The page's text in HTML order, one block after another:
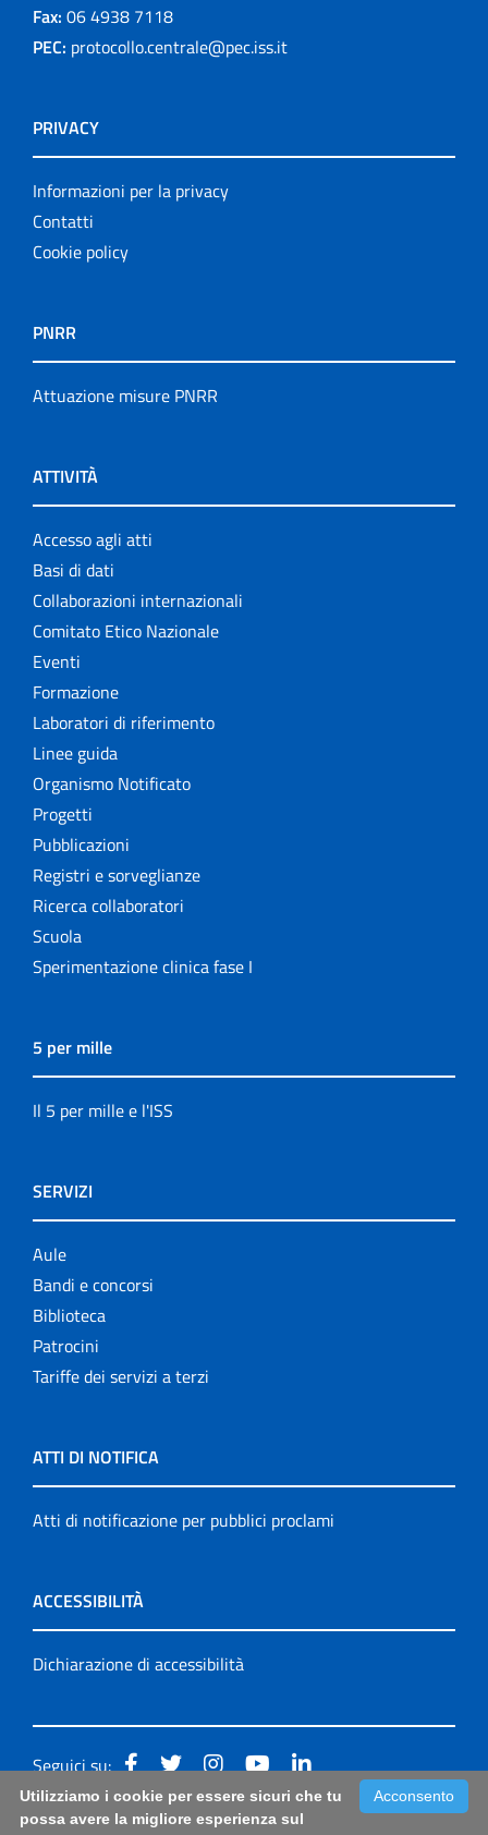
Fax: 06 4938 7118
PEC: protocollo.centrale@pec.iss.it
PRIVACY
Informazioni per la privacy
Contatti
Cookie policy
PNRR
Attuazione misure PNRR
ATTIVITÀ
Accesso agli atti
Basi di dati
Collaborazioni internazionali
Comitato Etico Nazionale
Eventi
Formazione
Laboratori di riferimento
Linee guida
Organismo Notificato
Progetti
Pubblicazioni
Registri e sorveglianze
Ricerca collaboratori
Scuola
Sperimentazione clinica fase I
5 per mille
Il 5 per mille e l'ISS
SERVIZI
Aule
Bandi e concorsi
Biblioteca
Patrocini
Tariffe dei servizi a terzi
ATTI DI NOTIFICA
Atti di notificazione per pubblici proclami
ACCESSIBILITÀ
Dichiarazione di accessibilità
Seguici su:
Accessibilità: form di segnalazione di prima istanza per
Acconsento
Utilizziamo i cookie per essere sicuri che tu
possa avere la migliore esperienza sul